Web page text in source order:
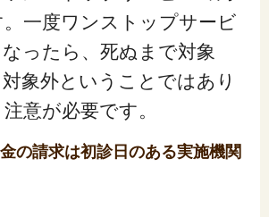
一度ワンストップサービ
ったら、死ぬまで対象
象外ということではあり
意が必要です。
金の請求は初診日のある実施機関